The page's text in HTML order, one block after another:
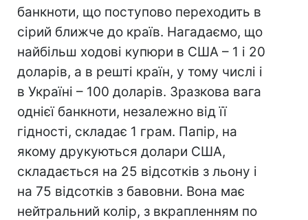
банкноти, що поступово переходить в
сірий ближче до країв. Нагадаємо, що
найбільш ходові купюри в США – 1 і 20
доларів, а в решті країн, у тому числі і
в Україні – 100 доларів. Зразкова вага
однієї банкноти, незалежно від її
гідності, складає 1 грам. Папір, на
якому друкуються долари США,
складається на 25 відсотків з льону і
на 75 відсотків з бавовни. Вона має
нейтральний колір, з вкрапленням по